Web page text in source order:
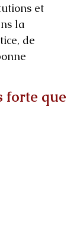
et
la
de
forte que